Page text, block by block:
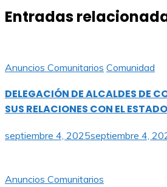
Entradas
Anuncios Comunitarios Comunidad
DELEGACIÓN DE ALCALDES DE
SUS RELACIONES CON EL
septiembre 4, 2025septiembre 4,
Anuncios Comunitarios